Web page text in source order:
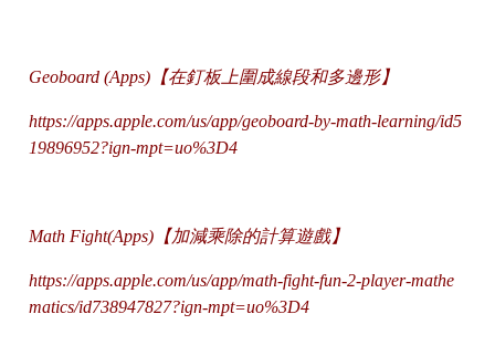
Geoboard (Apps)【在釘板上圍成線段和多邊形】
https://apps.apple.com/us/app/geoboard-by-math-learning/id5
19896952?ign-mpt=uo%3D4
Math Fight(Apps)【加減乘除的計算遊戲】
https://apps.apple.com/us/app/math-fight-fun-2-player-mathe
matics/id738947827?ign-mpt=uo%3D4